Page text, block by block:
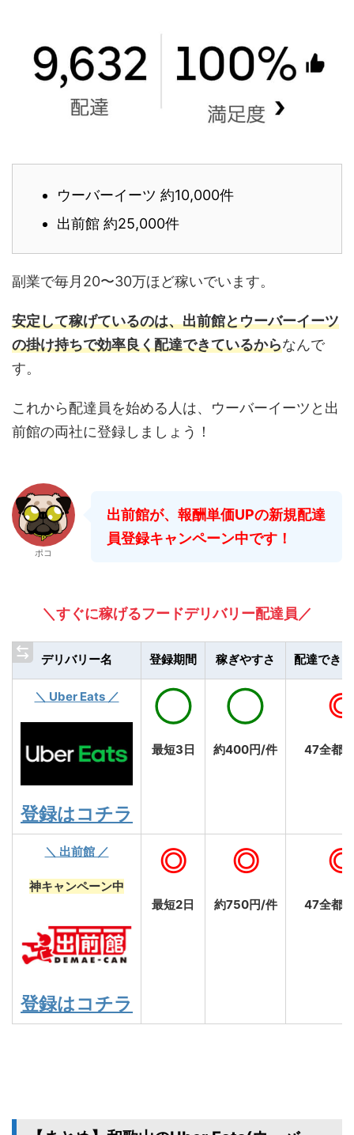
ウーバーイーツ 約10,000件
出前館 約25,000件
副業で毎月20〜30万ほど稼いでいます。
安定して稼げているのは、出前館とウーバーイーツ
の掛け持ちで効率良く配達できているからなんで
す。
これから配達員を始める人は、ウーバーイーツと出
前館の両社に登録しましょう！
ポコ
出前館が、報酬単価UPの新規配達
員登録キャンペーン中です！
＼すぐに稼げるフードデリバリー配達員／
デリバリー名 登録期間 稼ぎやすさ 配達でき
＼ Uber Eats ／
登録はコチラ
◯
最短3日
◯
約400円/件
◎
47全都
＼ 出前館 ／
神キャンペーン中
登録はコチラ
◎
最短2日
◎
約750円/件
◎
47全都